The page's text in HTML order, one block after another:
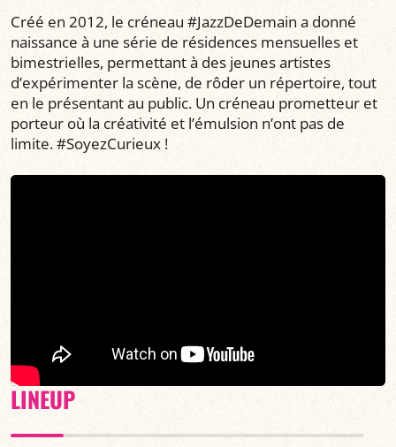
Créé en 2012, le créneau #JazzDeDemain a donné
naissance à une série de résidences mensuelles et
bimestrielles, permettant à des jeunes artistes
d’expérimenter la scène, de rôder un répertoire, tout
en le présentant au public. Un créneau prometteur et
porteur où la créativité et l’émulsion n’ont pas de
limite. #SoyezCurieux !
LINEUP